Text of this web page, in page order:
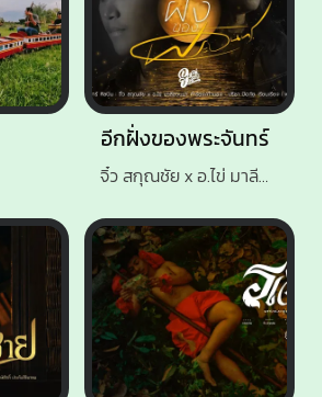
อีกฝั่งของพระจันทร์
จิ๋ว สกุณชัย x อ.ไข่ มาลีฮวนน่า